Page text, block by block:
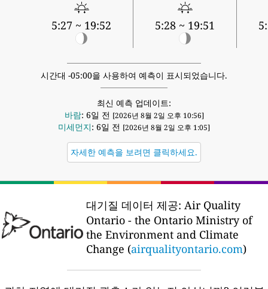
5:27 ~ 19:52 5:28 ~ 19:51
시간대 -05:00을 사용하여 예측이 표시되었습니다.
최신 예측 업데이트:
바람: 6일 전 [2026년 8월 2일 오후 10:56]
미세먼지: 6일 전 [2026년 8월 2일 오후 1:05]
자세한 예측을 보려면 클릭하세요.
대기질 데이터 제공: Air Quality
Ontario - the Ontario Ministry of
the Environment and Climate
Change (airqualityontario.com)